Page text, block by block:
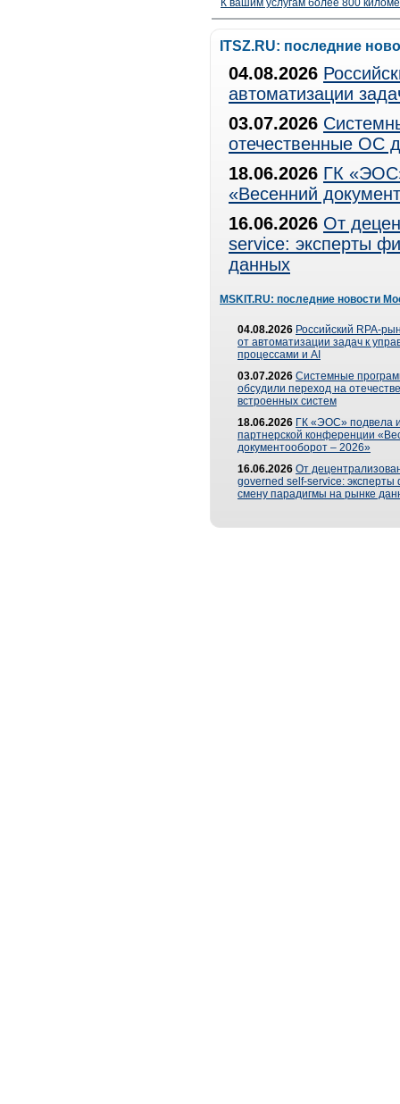
К вашим услугам более 800
ITSZ.RU: последние
04.08.2026
автоматизации
03.07.2026
отечественные ОС
18.06.2026 ГК
«Весенний
16.06.2026 От
service: эксперты
данных
MSKIT.RU: последние новости
04.08.2026 Российский RPA-
от автоматизации задач к
процессами и AI
03.07.2026 Системные
обсудили переход на
встроенных систем
18.06.2026 ГК «ЭОС» подвела
партнерской конференции
документооборот – 2026»
16.06.2026 От
governed self-service: эксперты
смену парадигмы на рынке